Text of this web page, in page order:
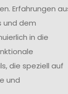
Erfahrungen
und dem
in die
die speziell auf
und